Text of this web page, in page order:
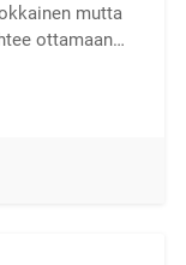
mutta
ottamaan…